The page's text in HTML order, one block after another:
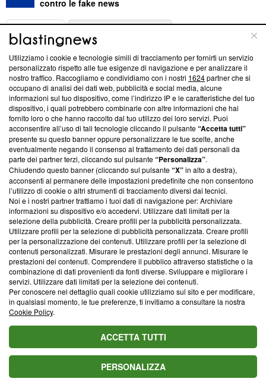
contro le fake news
ABOUT
Questa sezione offre informazioni trasparenti su Blasting
News, sui nostri processi editoriali e su come ci impegniamo a
creare news di qualità. Inoltre, afferma la nostra aderenza a
‘Trust Project - News with Integrity’Blasting News non è
ancora membro del programma, ma ha richiesto di farne
parte; Trust Project non ha ancora effettuato una verifica di
conformità agli standard.
Su di noi
Team editoriale
Corporate
Redazione
Informativa Privacy
Cookie Policy
Blasting SA, IDI CHE-247.845.224, Via Carlo Frasca, 3 - 6900
Lugano (Svizzera) Tel:+39 0690258937
© 2026 Blasting News
Utilizziamo i cookie e tecnologie simili di tracciamento per fornirti un servizio
personalizzato rispetto alle tue esigenze di navigazione e per analizzare il
nostro traffico. Raccogliamo e condividiamo con i nostri 1624partner che si
occupano di analisi dei dati web, pubblicità e social media, alcune
informazioni sul tuo dispositivo, come l’indirizzo IP e le caratteristiche del tuo
dispositivo, i quali potrebbero combinarle con altre informazioni che hai
fornito loro o che hanno raccolto dal tuo utilizzo dei loro servizi. Puoi
acconsentire all’uso di tali tecnologie cliccando il pulsante“Accetta tutti”
presente su questo banner oppure personalizzare le tue scelte, anche
eventualmente negando il consenso al trattamento dei dati personali da
parte dei partner terzi, cliccando sul pulsante“Personalizza”.
Chiudendo questo banner (cliccando sul pulsante“X”in alto a destra),
acconsenti al permanere delle impostazioni predefinite che non consentono
l’utilizzo di cookie o altri strumenti di tracciamento diversi dai tecnici.
Noi e i nostri partner trattiamo i tuoi dati di navigazione per: Archiviare
informazioni su dispositivo e/o accedervi. Utilizzare dati limitati per la
selezione della pubblicità. Creare profili per la pubblicità personalizzata.
Utilizzare profili per la selezione di pubblicità personalizzata. Creare profili
per la personalizzazione dei contenuti. Utilizzare profili per la selezione di
contenuti personalizzati. Misurare le prestazioni degli annunci. Misurare le
prestazioni dei contenuti. Comprendere il pubblico attraverso statistiche o la
combinazione di dati provenienti da fonti diverse. Sviluppare e migliorare i
servizi. Utilizzare dati limitati per la selezione dei contenuti.
Per conoscere nel dettaglio quali cookie utilizziamo sul sito e per modificare,
in qualsiasi momento, le tue preferenze, ti invitiamo a consultare la nostra
Cookie Policy.
ACCETTA TUTTI
PERSONALIZZA